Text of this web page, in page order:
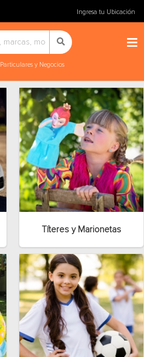
Ingresa tu Ubicación
Particulares y Negocios
Títeres y Marionetas